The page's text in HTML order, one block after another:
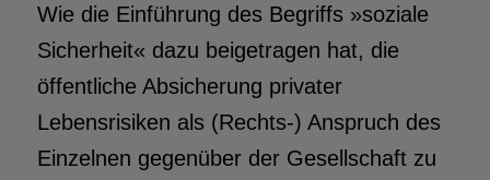
Wie die Einführung des Begriffs »soziale
Sicherheit« dazu beigetragen hat, die
öffentliche Absicherung privater
Lebensrisiken als (Rechts-) Anspruch des
Einzelnen gegenüber der Gesellschaft zu